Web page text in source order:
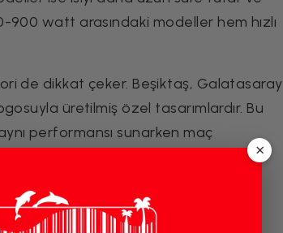
900 watt arasındaki modeller hem hızlı
de dikkat çeker. Beşiktaş, Galatasaray
üretilmiş özel tasarımlardır. Bu
performansı sunarken maç
takımın renklerini mutfağına
oluşturur.
×